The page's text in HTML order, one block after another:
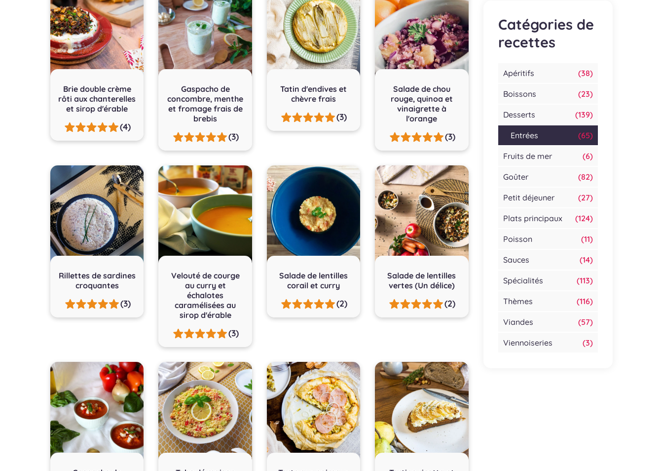
Brie double crème
rôti aux chanterelles
et sirop d'érable
(4)
Gaspacho de
concombre, menthe
et fromage frais de
brebis
(3)
Tatin d'endives et
chèvre frais
(3)
Salade de chou
rouge, quinoa et
vinaigrette à
l'orange
(3)
Rillettes de sardines
croquantes
(3)
Velouté de courge
au curry et
échalotes
caramélisées au
sirop d'érable
(3)
Salade de lentilles
corail et curry
(2)
Salade de lentilles
vertes (Un délice)
(2)
Catégories de
recettes
Apéritifs (38)
Boissons (23)
Desserts (139)
Entrées (65)
Fruits de mer (6)
Goûter (82)
Petit déjeuner (27)
Plats principaux (124)
Poisson (11)
Sauces (14)
Spécialités (113)
Thèmes (116)
Viandes (57)
Viennoiseries (3)